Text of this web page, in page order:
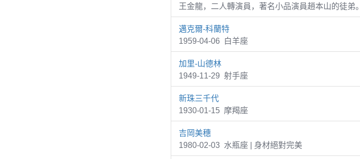
王金龍，二人轉演員，著名小品演員趙本山的徒弟。
邁克爾-科蘭特
1959-04-06 白羊座
加里-山德林
1949-11-29 射手座
新珠三千代
1930-01-15 摩羯座
吉岡美穗
1980-02-03 水瓶座 | 身材絕對完美